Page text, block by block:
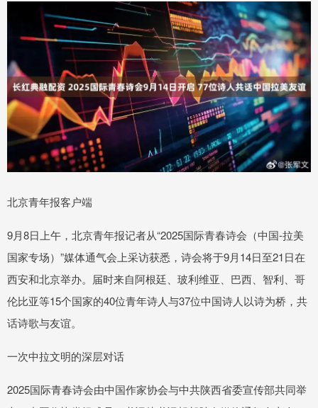
北京青年报客户端
9月8日上午，北京青年报记者从“2025国际青春诗会（中国-拉美
国家专场）”媒体通气会上采访获悉，诗会将于9月14日至21日在
西安和北京举办。届时来自阿根廷、玻利维亚、巴西、智利、哥
伦比亚等15个国家的40位青年诗人与37位中国诗人以诗为桥，共
话诗歌与友谊。
一次中拉文明的深层对话
2025国际青春诗会由中国作家协会与中共陕西省委宣传部共同举